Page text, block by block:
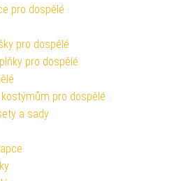
pro dospělé
pro dospělé
pro dospělé
pro dospělé
a sady